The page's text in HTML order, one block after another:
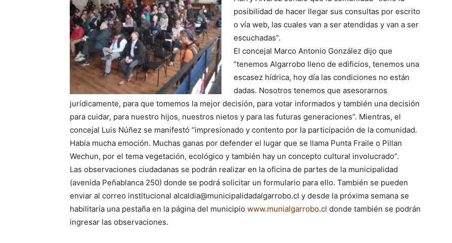
posibilidad de hacer llegar sus consultas por escrito
o vía web, las cuales van a ser atendidas y van a ser
escuchadas”.
El concejal Marco Antonio González dijo que
“tenemos Algarrobo lleno de edificios, tenemos una
escasez hídrica, hoy día las condiciones no están
dadas. Nosotros tenemos que asesorarnos
jurídicamente, para que tomemos la mejor decisión, para votar informados y también una decisión
para cuidar, para nuestro hijos, nuestros nietos y para las futuras generaciones”. Mientras, el
concejal Luis Núñez se manifestó “impresionado y contento por la participación de la comunidad.
Había mucha emoción. Muchas ganas por defender el lugar que se llama Punta Fraile o Pillan
Wechun, por el tema vegetación, ecológico y también hay un concepto cultural involucrado”.
Las observaciones ciudadanas se podrán realizar en la oficina de partes de la municipalidad
(avenida Peñablanca 250) donde se podrá solicitar un formulario para ello. También se pueden
enviar al correo institucional alcaldia@municipalidadalgarrobo.cl y desde la próxima semana se
habilitaría una pestaña en la página del municipio www.munialgarrobo.cl donde también se podrán
ingresar las observaciones.